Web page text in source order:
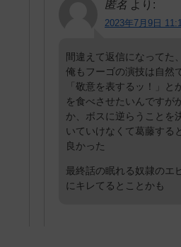
匿名 より:
2023年7月9日
間違えて返信になってた
俺もフーゴの演技は自然
「敬意を表するッ！」と
を食べさせたいんですが
か、ボスに逆らうことを
いていけなくて葛藤する
良かった
最終話の眠れる奴隷のエ
にキレてるとことかも